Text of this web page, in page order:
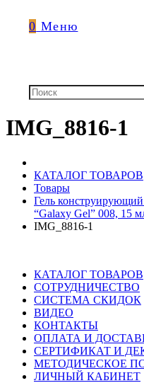
0 Меню
IMG_8816-1
КАТАЛОГ ТОВАРОВ
Товары
Гель
“Galaxy Gel” 008, 15
IMG_8816-1
КАТАЛОГ ТОВАРОВ
СОТРУДНИЧЕСТВО
СИСТЕМА СКИДОК
ВИДЕО
КОНТАКТЫ
ОПЛАТА И
СЕРТИФИКАТ И
МЕТОДИЧЕСКОЕ
ЛИЧНЫЙ КАБИНЕТ